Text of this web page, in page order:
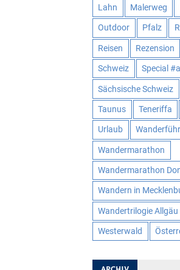
Lahn Malerweg
Outdoor Pfalz
Reisen Rezension
Schweiz Special
Sächsische Schweiz
Taunus Teneriffa
Urlaub
Wandermarathon
Wandermarathon
Wandern in
Wandertrilogie Allgäu
Westerwald